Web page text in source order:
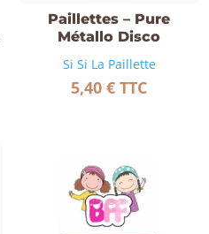
Paillettes – Pure
Métallo Disco
Si Si La Paillette
5,40€ TTC